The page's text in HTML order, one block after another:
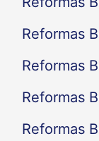
Reformas
Reformas
Reformas
Reformas